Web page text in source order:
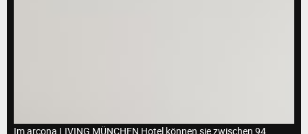
Im arcona LIVING MÜNCHEN Hotel können sie zwischen 94